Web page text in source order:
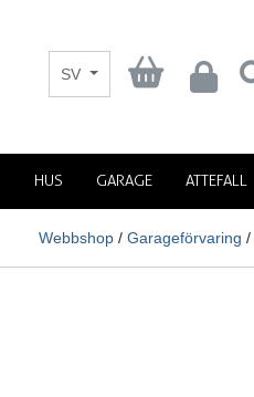
SV
HUS GARAGE ATTEFALL
Webbshop / Garageförvaring /